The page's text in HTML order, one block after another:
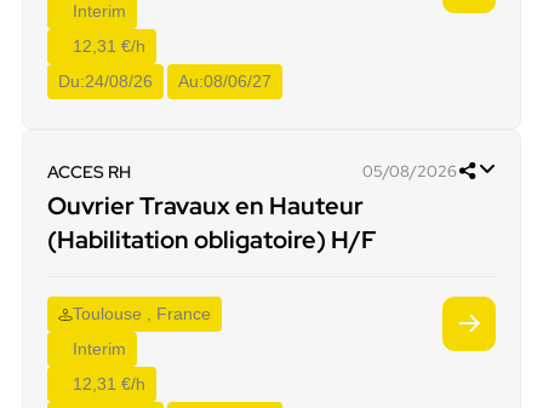
Interim
12,31 €/h
Du:24/08/26 Au:08/06/27
ACCES RH 05/08/2026
Ouvrier Travaux en Hauteur
(Habilitation obligatoire) H/F
Toulouse , France
Interim
12,31 €/h